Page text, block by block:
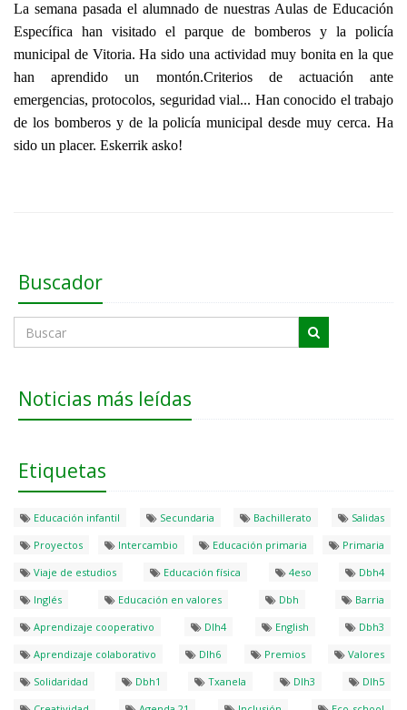
La semana pasada el alumnado de nuestras Aulas de Educación
Específica han visitado el parque de bomberos y la policía
municipal de Vitoria. Ha sido una actividad muy bonita en la que
han aprendido un montón.Criterios de actuación ante
emergencias, protocolos, seguridad vial... Han conocido el trabajo
de los bomberos y de la policía municipal desde muy cerca. Ha
sido un placer. Eskerrik asko!
Buscador
Noticias más leídas
Etiquetas
Educación infantil Secundaria Bachillerato
Salidas
Proyectos
Intercambio Educación primaria
Primaria
Viaje de estudios
Educación física 4eso
Dbh4
Inglés
Educación en valores Dbh
Barria
Aprendizaje cooperativo
Dlh4 English
Dbh3
Aprendizaje colaborativo
Dlh6 Premios
Valores
Solidaridad
Dbh1 Txanela Dlh3
Dlh5